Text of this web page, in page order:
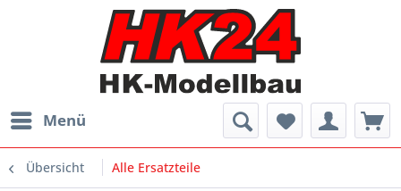
Menü
Übersicht Alle Ersatzteile